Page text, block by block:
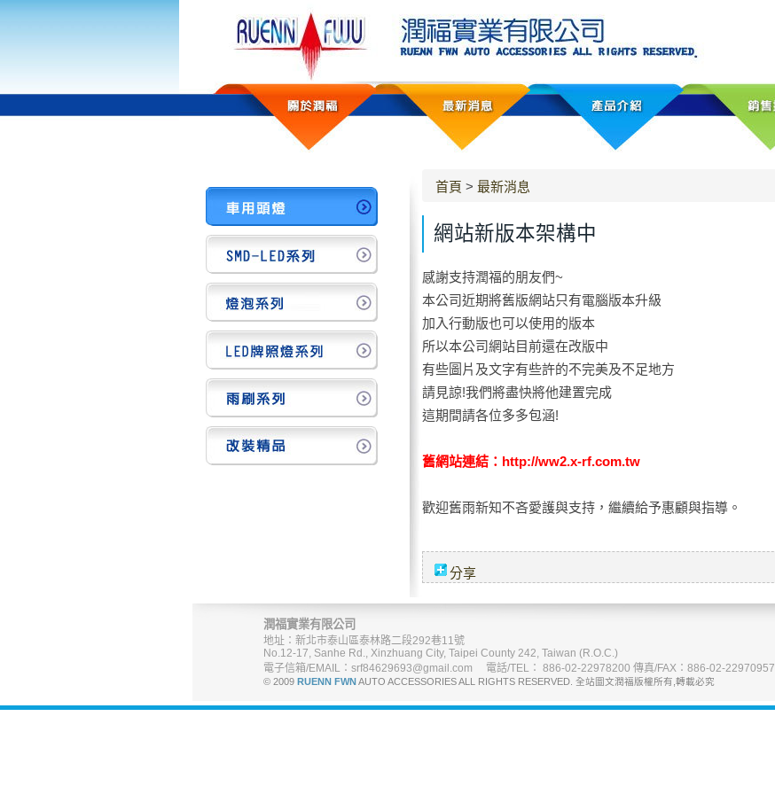
首頁 > 最新消息
網站新版本架構中
感謝支持潤福的朋友們~
本公司近期將舊版網站只有電腦版本升級
加入行動版也可以使用的版本
所以本公司網站目前還在改版中
有些圖片及文字有些許的不完美及不足地方
請見諒!我們將盡快將他建置完成
這期間請各位多多包涵!
舊網站連結： http://ww2.x-rf.com.tw
歡迎舊雨新知不吝愛護與支持，繼續給予惠顧與指導。
分享
潤福實業有限公司
地址：新北市泰山區泰林路二段292巷11號
No.12-17, Sanhe Rd., Xinzhuang City, Taipei County 242, Taiwan (R.O.C.)
電子信箱/EMAIL：srf84629693@gmail.com 電話/TEL： 886-02-22978200 傳真/FAX：886-02-22970957
© 2009 RUENN FWNAUTO ACCESSORIES ALL RIGHTS RESERVED. 全站圖文潤福版權所有,轉載必究